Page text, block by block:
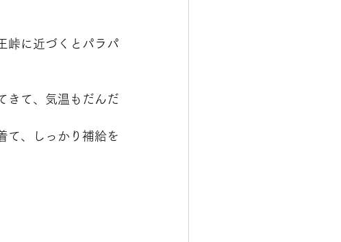
峠に近づくとパラパ
きて、気温もだんだ
て、しっかり補給を